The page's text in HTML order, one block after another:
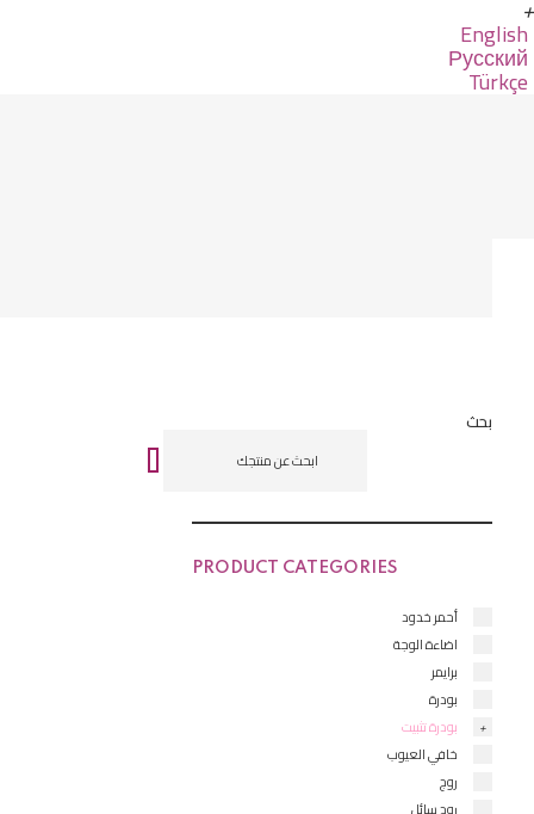
English
Русский
Türkçe
بحث
PRODUCT CATEGORIES
أحمر خدود
اضاءة الوجة
برايمر
بودرة
بودرة تثبيت
خافي العيوب
روج
روج سائل